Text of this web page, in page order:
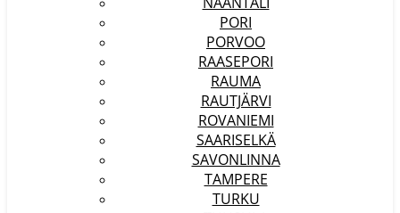
PORI
PORVOO
RAASEPORI
RAUMA
RAUTJÄRVI
ROVANIEMI
SAARISELKÄ
SAVONLINNA
TAMPERE
TURKU